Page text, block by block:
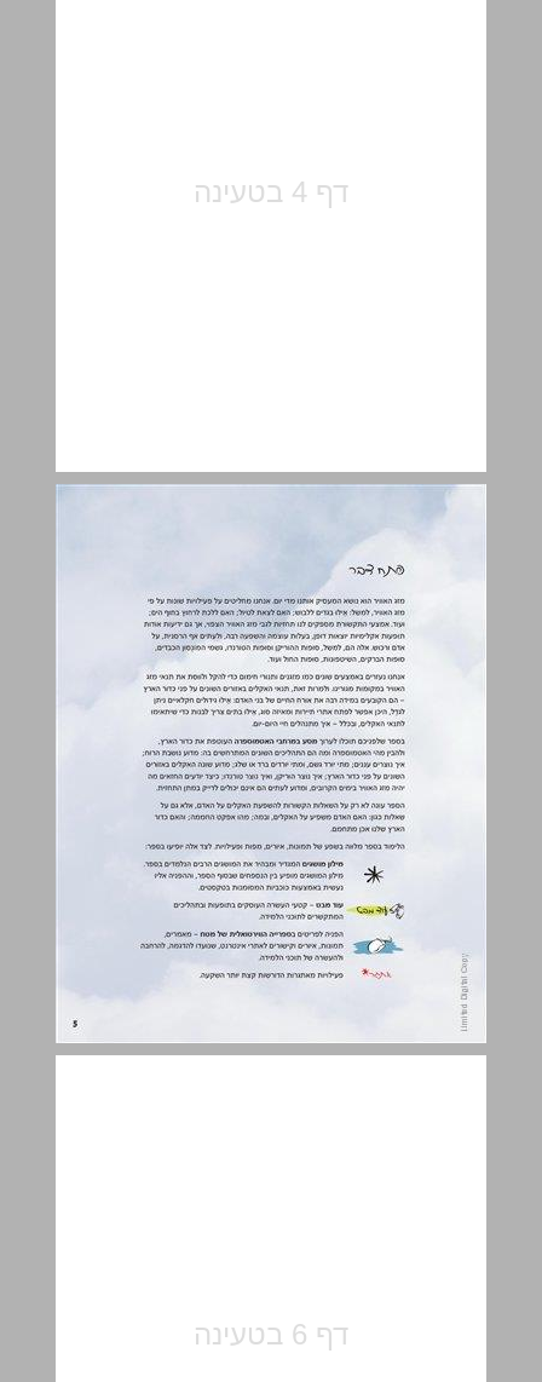
פרק א: האטמוספרה של כדור הארץ ... 6
האטמוספרה מהי, ומה היא מכילה ... 7